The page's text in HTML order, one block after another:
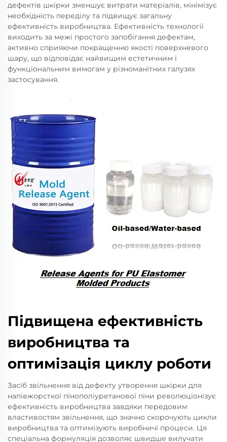
дефектів шкірки зменшує витрати матеріалів, мінімізує
необхідність переділу та підвищує загальну
ефективність виробництва. Ефективність технології
виходить за межі простого запобігання дефектам,
активно сприяючи покращенню якості поверхневого
шару, що відповідає найвищим естетичним і
функціональним вимогам у різноманітних галузях
застосування.
Підвищена ефективність
виробництва та
оптимізація циклу роботи
Засіб звільнення від дефекту утворення шкірки для
напівжорсткої пінополіуретанової піни революціонізує
ефективність виробництва завдяки передовим
властивостям звільнення, що значно скорочують цикли
виробництва та оптимізують виробничі процеси. Ця
спеціальна формуляція дозволяє швидше вилучати